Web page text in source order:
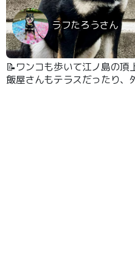
ラフたろうさん
📝ワンコも歩いて江ノ島の頂
飯屋さんもテラスだったり、